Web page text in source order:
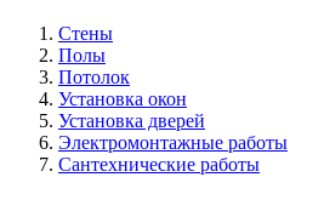
Стены
Полы
Потолок
Установка окон
Установка дверей
Электромонтажные работы
Сантехнические работы